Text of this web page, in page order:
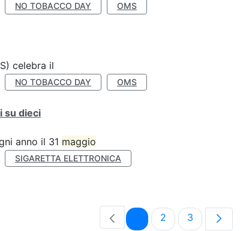
NO TOBACCO DAY OMS
celebra il
NO TOBACCO DAY OMS
su dieci
anno il 31 maggio
SIGARETTA ELETTRONICA
PaginaPagina
2 Pagina
3